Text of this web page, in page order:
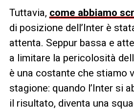
Tuttavia, come abbiamo
di posizione dell’Inter è
attenta. Seppur bassa e
a limitare la pericolosità
è una costante che stiamo
stagione: quando l’Inter si
il risultato, diventa una